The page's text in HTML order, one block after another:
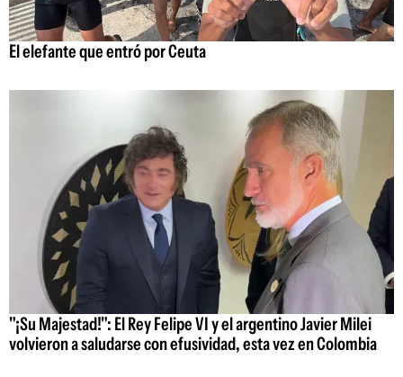
El elefante que entró por Ceuta
"¡Su Majestad!": El Rey Felipe VI y el argentino Javier Milei
volvieron a saludarse con efusividad, esta vez en Colombia